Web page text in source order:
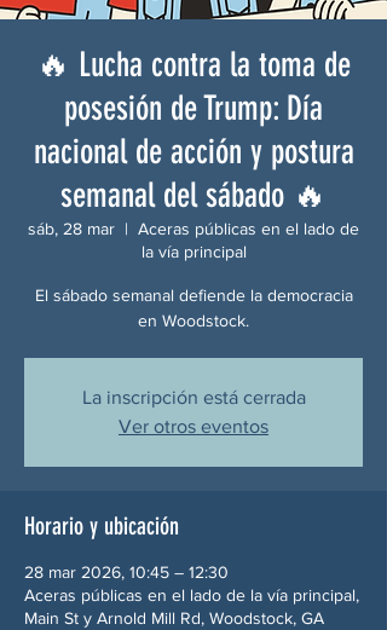
🔥 Lucha contra la toma de
posesión de Trump: Día
nacional de acción y postura
semanal del sábado 🔥
sáb, 28 mar
  |
Aceras públicas en el lado de
la vía principal
El sábado semanal defiende la democracia
en Woodstock.
La inscripción está cerrada
Ver otros eventos
Horario y ubicación
28 mar 2026, 10:45 – 12:30
Aceras públicas en el lado de la vía principal,
Main St y Arnold Mill Rd, Woodstock, GA